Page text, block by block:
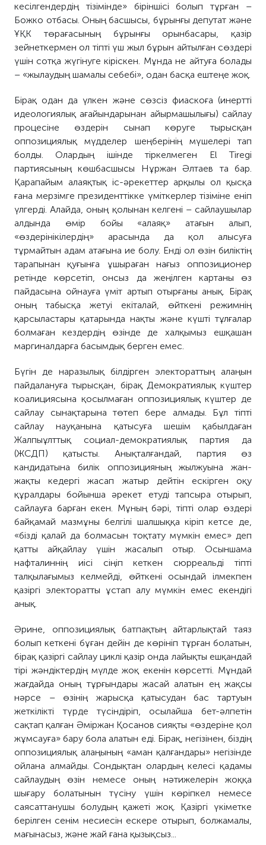
кесілгендердің тізімінде» біріншісі болып тұрған –
Божко отбасы. Оның басшысы, бұрынғы депутат және
ҰҚК төрағасының бұрынғы орынбасары, қазір
зейнеткермен ол тіпті үш жыл бұрын айтылған сөздері
үшін сотқа жүгінуге кіріскен. Мұнда не айтуға болады
– «жылаудың шамалы себебі», одан басқа ештеңе жоқ.
Бірақ одан да үлкен және сөзсіз фиаскоға (инертті
идеологиялық ағайындарынан айырмашылығы) сайлау
процесіне өздерін сынап көруге тырысқан
оппозициялық мүдделер шеңберінің мүшелері тап
болды. Олардың ішінде тіркелмеген El Tiregi
партиясының көшбасшысы Нұржан Әлтаев та бар.
Қарапайым алаяқтық іс-әрекеттер арқылы ол қысқа
ғана мерзімге президенттікке үміткерлер тізіміне еніп
үлгерді. Алайда, оның қолынан келгені – сайлаушылар
алдында өмір бойы «алаяқ» атағын алып,
«өздерінікілердің» арасында да қол алысуға
тұрмайтын адам атағына ие болу. Енді ол өзін биліктің
тарапынан қуғынға ұшыраған нағыз оппозиционер
ретінде көрсетіп, онсыз да жеңілген картаны өз
пайдасына ойнауға үміт артып отырғаны анық. Бірақ
оның табысқа жетуі екіталай, өйткені режимнің
қарсыластары қатарында нақты және күшті тұлғалар
болмаған кездердің өзінде де халқымыз ешқашан
маргиналдарға басымдық берген емес.
Бүгін де наразылық білдірген электораттың алаңын
пайдалануға тырысқан, бірақ Демократиялық күштер
коалициясына қосылмаған оппозициялық күштер де
сайлау сынақтарына төтеп бере алмады. Бұл тіпті
сайлау науқанына қатысуға шешім қабылдаған
Жалпыұлттық социал-демократиялық партия да
(ЖСДП) қатысты. Анықталғандай, партия өз
кандидатына билік оппозицияның жылжуына жан-
жақты кедергі жасап жатыр дейтін ескірген оқу
құралдары бойынша әрекет етуді тапсыра отырып,
сайлауға барған екен. Мұның бәрі, тіпті олар өздері
байқамай мазмұны белгілі шалшыққа кіріп кетсе де,
«бізді қалай да болмасын тоқтату мүмкін емес» деп
қатты айқайлау үшін жасалып отыр. Осыншама
нафталиннің иісі сіңіп кеткен сюрреальді тіпті
талқылағымыз келмейді, өйткені осындай ілмекпен
қазіргі электоратты ұстап алу мүмкін емес екендігі
анық.
Әрине, оппозициялық батпақтың айтарлықтай таяз
болып кеткені бұған дейін де көрініп тұрған болатын,
бірақ қазіргі сайлау циклі қазір онда лайықты ешқандай
тірі жәндіктердің мүлде жоқ екенін көрсетті. Мұндай
жағдайда оның тұрғындары жасай алатын ең жақсы
нәрсе – өзінің жарысқа қатысудан бас тартуын
жеткілікті түрде түсіндіріп, осылайша бет-әлпетін
сақтап қалған Әміржан Қосанов сияқты «өздеріне қол
жұмсауға» бару бола алатын еді. Бірақ, негізінен, біздің
оппозициялық алаңының «аман қалғандары» негізінде
ойлана алмайды. Сондықтан олардың келесі қадамы
сайлаудың өзін немесе оның нәтижелерін жоққа
шығару болатынын түсіну үшін көріпкел немесе
саясаттанушы болудың қажеті жоқ. Қазіргі үкіметке
берілген сенім несиесін ескере отырып, болжамалы,
мағынасыз, және жай ғана қызықсыз...